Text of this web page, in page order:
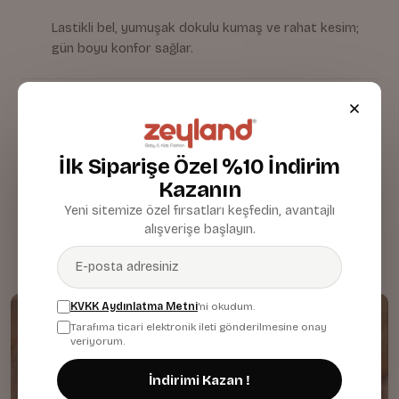
Lastikli bel, yumuşak dokulu kumaş ve rahat kesim;
gün boyu konfor sağlar.
Bakım & Temizlik
İlk Siparişe Özel %10 İndirim
Kazanın
Yeni sitemize özel fırsatları keşfedin, avantajlı
alışverişe başlayın.
KVKK Aydınlatma Metni'ni okudum.
Tarafıma ticari elektronik ileti gönderilmesine onay
veriyorum.
İndirimi Kazan !